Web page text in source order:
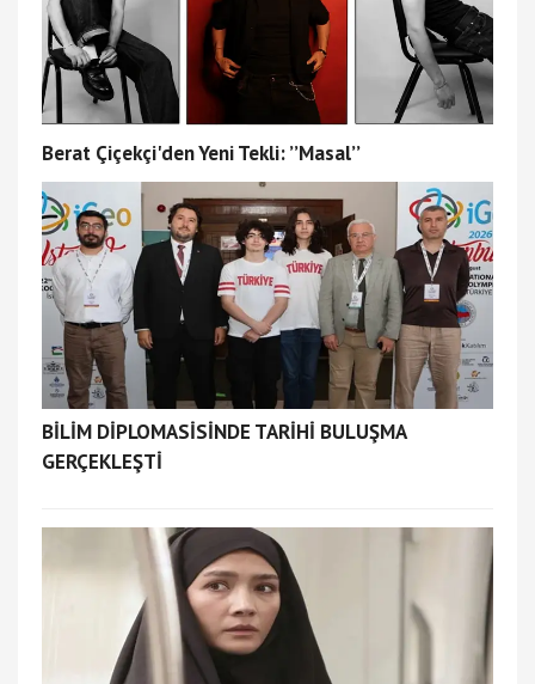
Berat Çiçekçi'den Yeni Tekli: ’’Masal’’
BİLİM DİPLOMASİSİNDE TARİHİ BULUŞMA
GERÇEKLEŞTİ